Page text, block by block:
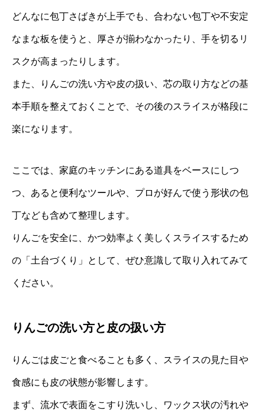
どんなに包丁さばきが上手でも、合わない包丁や不安定
なまな板を使うと、厚さが揃わなかったり、手を切るリ
スクが高まったりします。
また、りんごの洗い方や皮の扱い、芯の取り方などの基
本手順を整えておくことで、その後のスライスが格段に
楽になります。
ここでは、家庭のキッチンにある道具をベースにしつ
つ、あると便利なツールや、プロが好んで使う形状の包
丁なども含めて整理します。
りんごを安全に、かつ効率よく美しくスライスするため
の「土台づくり」として、ぜひ意識して取り入れてみて
ください。
りんごの洗い方と皮の扱い方
りんごは皮ごと食べることも多く、スライスの見た目や
食感にも皮の状態が影響します。
まず、流水で表面をこすり洗いし、ワックス状の汚れや